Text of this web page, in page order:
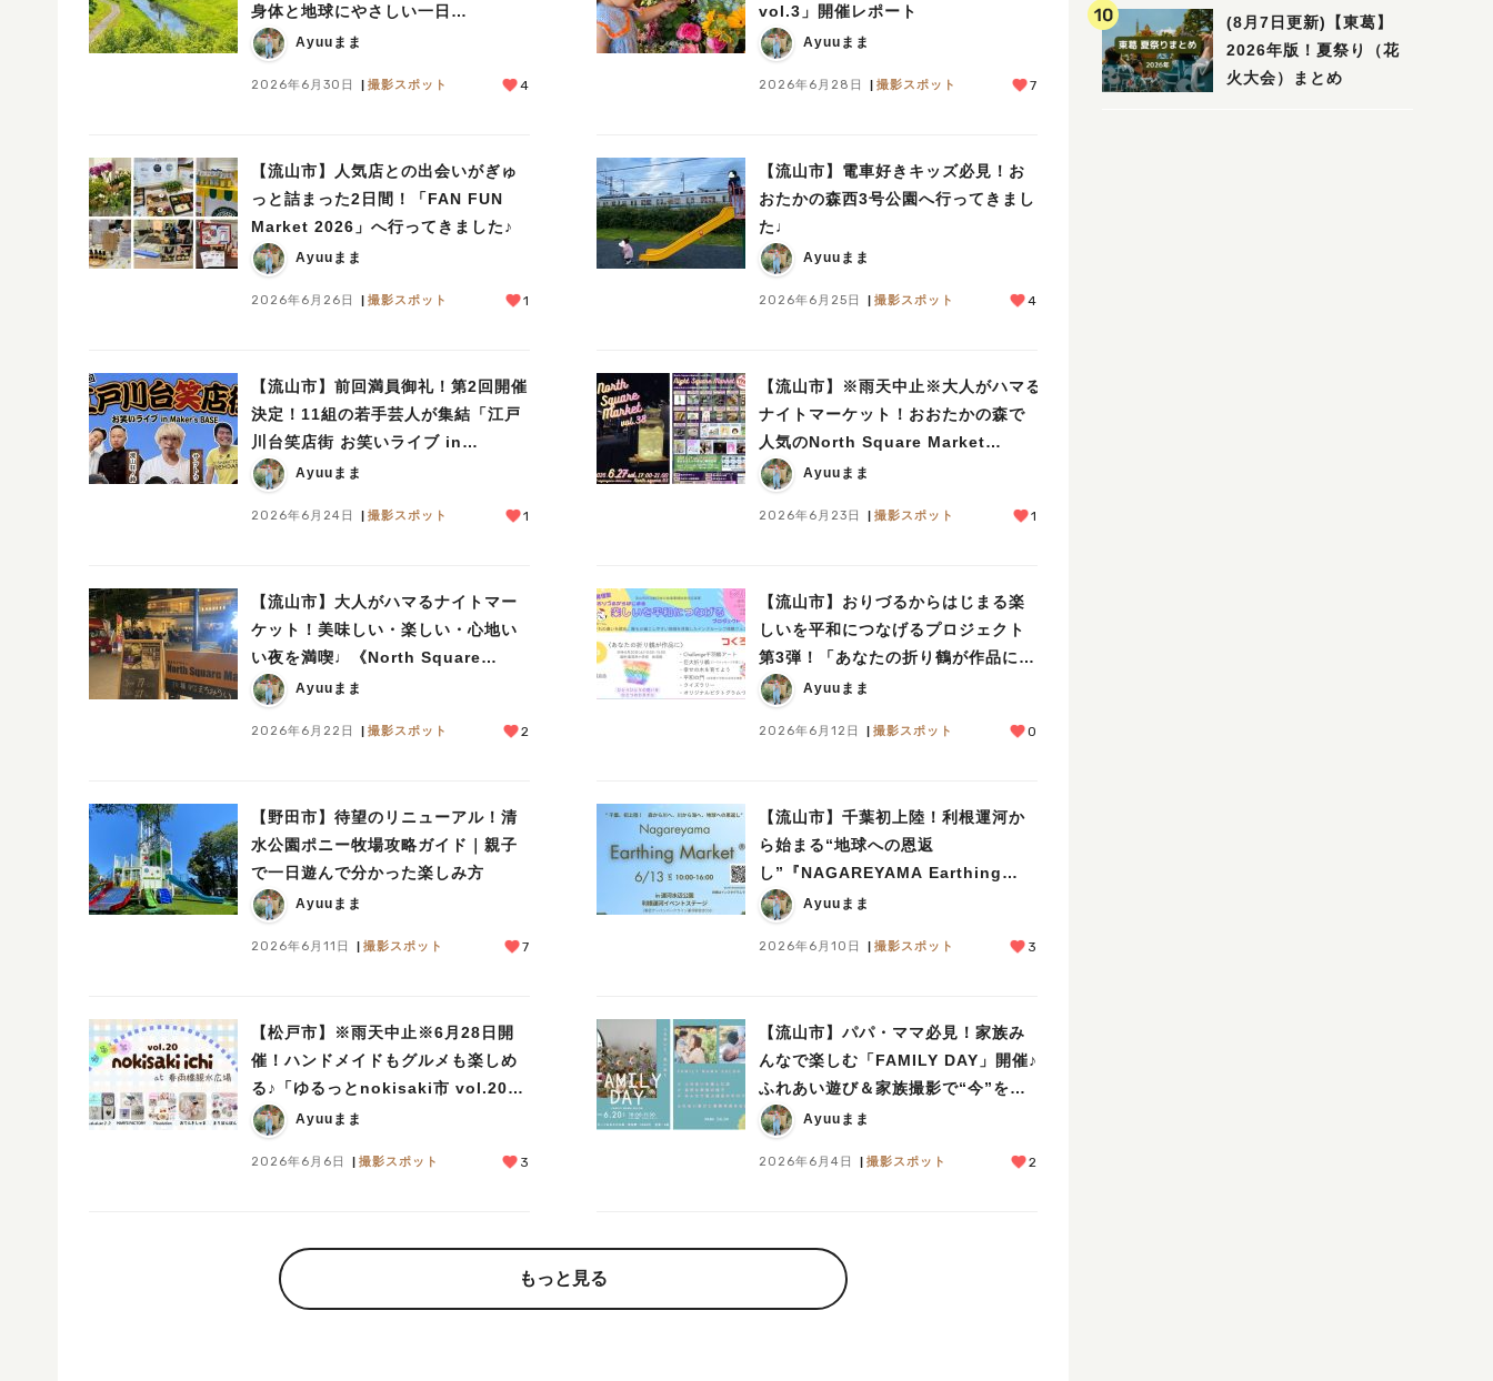
身体と地球にやさしい一日
【NAGAREYAMA Earthing
Market®︎】レポート
Ayuuまま
2026年6月30日 撮影スポット 4
vol.3」開催レポート
Ayuuまま
2026年6月28日 撮影スポット 7
【流山市】人気店との出会いがぎゅ
っと詰まった2日間！「FAN FUN
Market 2026」へ行ってきました♪
Ayuuまま
2026年6月26日 撮影スポット 1
【流山市】電車好きキッズ必見！お
おたかの森西3号公園へ行ってきまし
た♩
Ayuuまま
2026年6月25日 撮影スポット 4
【流山市】前回満員御礼！第2回開催
決定！11組の若手芸人が集結「江戸
川台笑店街 お笑いライブ in
Maker’s BASE」7/5開催
Ayuuまま
2026年6月24日 撮影スポット 1
【流山市】※雨天中止※大人がハマる
ナイトマーケット！おおたかの森で
人気のNorth Square Market
vol.38 開催【6/27】
Ayuuまま
2026年6月23日 撮影スポット 1
【流山市】大人がハマるナイトマー
ケット！美味しい・楽しい・心地い
い夜を満喫♩《North Square
Market vol.37》開催レポート
Ayuuまま
2026年6月22日 撮影スポット 2
【流山市】おりづるからはじまる楽
しいを平和につなげるプロジェクト
第3弾！「あなたの折り鶴が作品に」
6/20(土)開催！
Ayuuまま
2026年6月12日 撮影スポット 0
【野田市】待望のリニューアル！清
水公園ポニー牧場攻略ガイド｜親子
で一日遊んで分かった楽しみ方
Ayuuまま
2026年6月11日 撮影スポット 7
【流山市】千葉初上陸！利根運河か
ら始まる“地球への恩返
し”『NAGAREYAMA Earthing
Market®︎』開催！【6月13日】
Ayuuまま
2026年6月10日 撮影スポット 3
【松戸市】※雨天中止※6月28日開
催！ハンドメイドもグルメも楽しめ
る♪「ゆるっとnokisaki市 vol.20」
でお気に入りとの出会いを
Ayuuまま
2026年6月6日 撮影スポット 3
【流山市】パパ・ママ必見！家族み
んなで楽しむ「FAMILY DAY」開催♪
ふれあい遊び＆家族撮影で“今”を未
来へ残そう♡
Ayuuまま
2026年6月4日 撮影スポット 2
もっと見る
(8月7日更新)【東葛】
2026年版！夏祭り（花
火大会）まとめ